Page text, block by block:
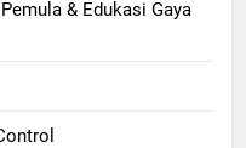
& Edukasi Gaya